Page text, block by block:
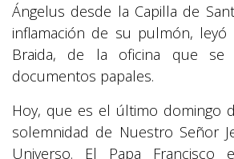
Ángelus desde la Capilla de
inflamación de su pulmón, leyó
Braida, de la oficina que se
documentos papales.
Hoy, que es el último domingo
solemnidad de Nuestro Señor
Universo. El Papa Francisco